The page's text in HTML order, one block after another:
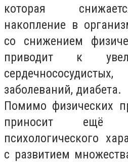
которая
накопление в
со снижением
приводит к
заболеваний, диабета.
Помимо физических
приносит ещё
психологического
с развитием